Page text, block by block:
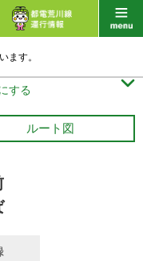
ます。
する 
ルート図